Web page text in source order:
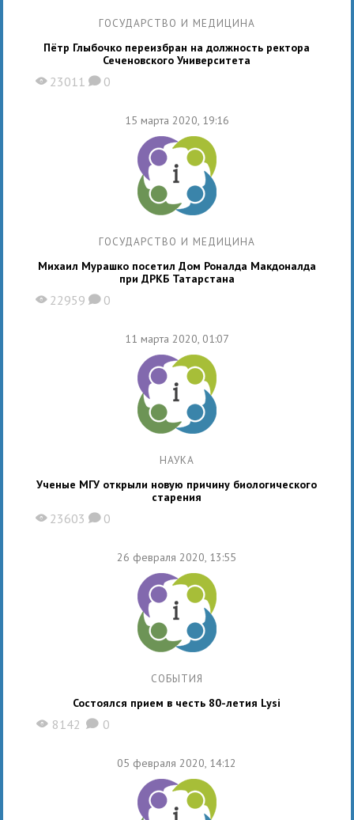
ГОСУДАРСТВО И МЕДИЦИНА
Пётр Глыбочко переизбран на должность ректора
Сеченовского Университета
X 23011 K 0
15 марта 2020, 19:16
ГОСУДАРСТВО И МЕДИЦИНА
Михаил Мурашко посетил Дом Роналда Макдоналда
при ДРКБ Татарстана
X 22959 K 0
11 марта 2020, 01:07
НАУКА
Ученые МГУ открыли новую причину биологического
старения
X 23603 K 0
26 февраля 2020, 13:55
СОБЫТИЯ
Состоялся прием в честь 80-летия Lysi
X 8142 K 0
05 февраля 2020, 14:12